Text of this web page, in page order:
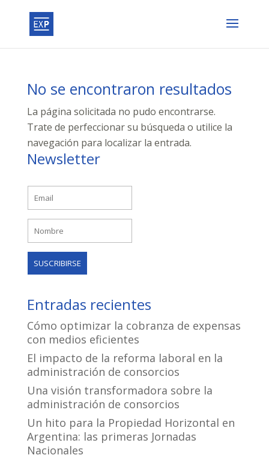
No se encontraron resultados
La página solicitada no pudo encontrarse.
Trate de perfeccionar su búsqueda o utilice la
navegación para localizar la entrada.
Newsletter
Entradas recientes
Cómo optimizar la cobranza de expensas
con medios eficientes
El impacto de la reforma laboral en la
administración de consorcios
Una visión transformadora sobre la
administración de consorcios
Un hito para la Propiedad Horizontal en
Argentina: las primeras Jornadas
Nacionales